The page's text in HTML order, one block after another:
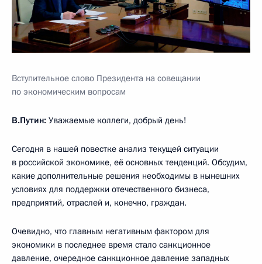
Вступительное слово Президента на совещании
по экономическим вопросам
В.Путин: Уважаемые коллеги, добрый день!
Сегодня в нашей повестке анализ текущей ситуации
в российской экономике, её основных тенденций. Обсудим,
какие дополнительные решения необходимы в нынешних
условиях для поддержки отечественного бизнеса,
предприятий, отраслей и, конечно, граждан.
Очевидно, что главным негативным фактором для
экономики в последнее время стало санкционное
давление, очередное санкционное давление западных